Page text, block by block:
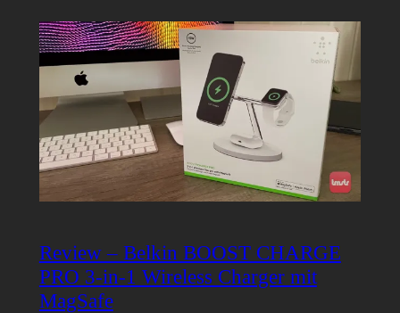
Review – Belkin BOOST CHARGE
PRO 3-in-1 Wireless Charger mit
MagSafe